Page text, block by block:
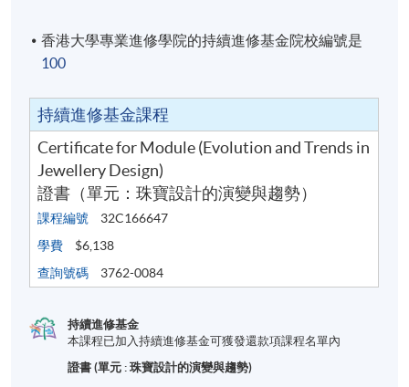
香港大學專業進修學院的持續進修基金院校編號是
100
持續進修基金課程
Certificate for Module (Evolution and Trends in
Jewellery Design)
證書（單元：珠寶設計的演變與趨勢）
課程編號
32C166647
學費
$6,138
查詢號碼
3762-0084
持續進修基金
本課程已加入持續進修基金可獲發還款項課程名單內
證書 (單元 : 珠寶設計的演變與趨勢)